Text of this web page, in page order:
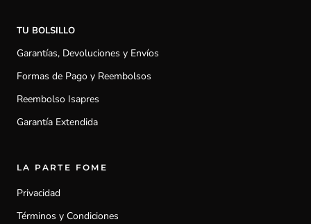
TU BOLSILLO
Garantías, Devoluciones y Envíos
Formas de Pago y Reembolsos
Reembolso Isapres
Garantía Extendida
LA PARTE FOME
Privacidad
Términos y Condiciones